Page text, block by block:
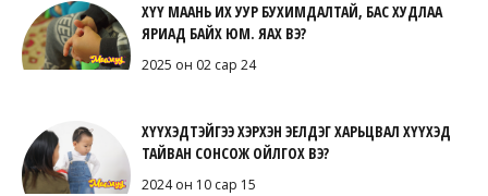
ХҮҮ МААНЬ ИХ УУР БУХИМДАЛТАЙ, БАС ХУДЛАА
ЯРИАД БАЙХ ЮМ. ЯАХ ВЭ?
2025 он 02 сар 24
ХҮҮХЭДТЭЙГЭЭ ХЭРХЭН ЭЕЛДЭГ ХАРЬЦВАЛ ХҮҮХЭД
ТАЙВАН СОНСОЖ ОЙЛГОХ ВЭ?
2024 он 10 сар 15